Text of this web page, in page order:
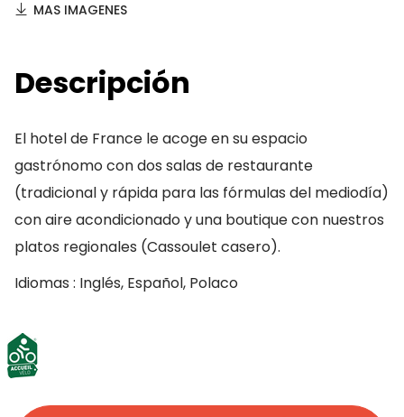
MAS IMAGENES
Descripción
El hotel de France le acoge en su espacio
gastrónomo con dos salas de restaurante
(tradicional y rápida para las fórmulas del mediodía)
con aire acondicionado y una boutique con nuestros
platos regionales (Cassoulet casero).
Idiomas : Inglés, Español, Polaco